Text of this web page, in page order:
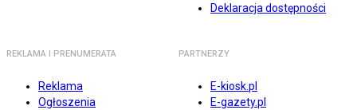
Deklaracja dostępności
REKLAMA I PRENUMERATA
Reklama
Ogłoszenia
PARTNERZY
E-kiosk.pl
E-gazety.pl